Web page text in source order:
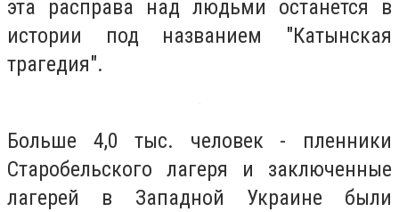
эта расправа над людьми останется в
истории под названием "Катынская
трагедия".
Больше 4,0 тыс. человек - пленники
Старобельского лагеря и заключенные
лагерей в Западной Украине были